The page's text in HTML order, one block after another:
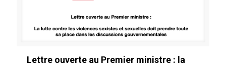
Lettre ouverte au Premier ministre : la